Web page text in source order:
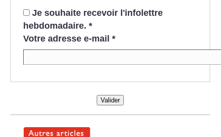
Je souhaite recevoir l'infolettre
hebdomadaire. *
Votre adresse e-mail *
Valider